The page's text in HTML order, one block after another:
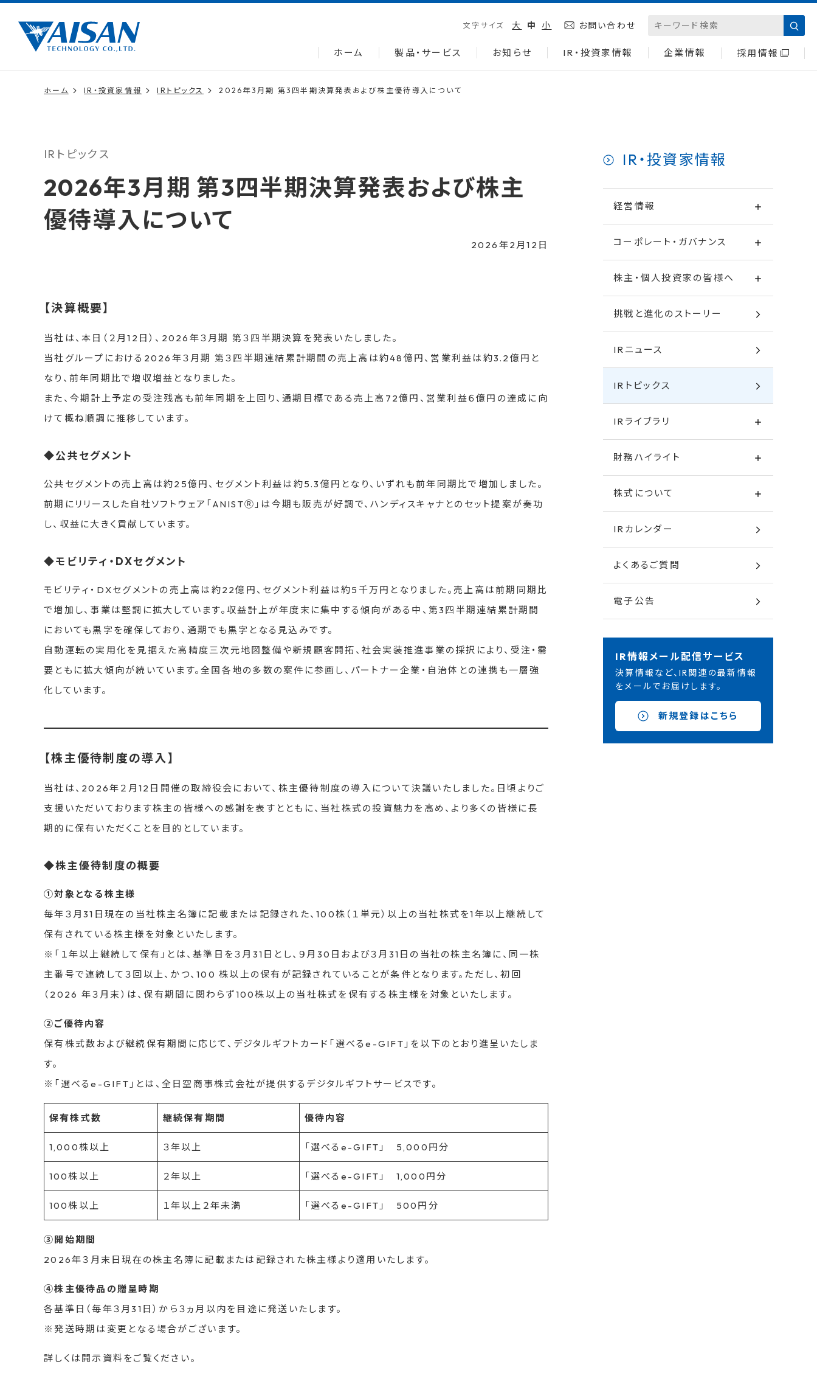
文字サイズ 大 中 小 お問い合わせ
ホーム 製品・サービス お知らせ IR・投資家情報 企業情報 採用情報
ホーム IR・投資家情報 IRトピックス 2026年3月期 第3四半期決算発表および株主優待導入について
IRトピックス
2026年3月期 第3四半期決算発表および株主
優待導入について
2026年2月12日
【決算概要】
当社は、本日（２月12日）、2026年３月期 第３四半期決算を発表いたしました。
当社グループにおける2026年３月期 第３四半期連結累計期間の売上高は約48億円、営業利益は約3.2億円と
なり、前年同期比で増収増益となりました。
また、今期計上予定の受注残高も前年同期を上回り、通期目標である売上高72億円、営業利益６億円の達成に向
けて概ね順調に推移しています。
◆公共セグメント
公共セグメントの売上高は約25億円、セグメント利益は約5.3億円となり、いずれも前年同期比で増加しました。
前期にリリースした自社ソフトウェア「ANISTⓇ」は今期も販売が好調で、ハンディスキャナとのセット提案が奏功
し、収益に大きく貢献しています。
◆モビリティ・DXセグメント
モビリティ・DXセグメントの売上高は約22億円、セグメント利益は約5千万円となりました。売上高は前期同期比
で増加し、事業は堅調に拡大しています。収益計上が年度末に集中する傾向がある中、第3四半期連結累計期間
においても黒字を確保しており、通期でも黒字となる見込みです。
自動運転の実用化を見据えた高精度三次元地図整備や新規顧客開拓、社会実装推進事業の採択により、受注・需
要ともに拡大傾向が続いています。全国各地の多数の案件に参画し、パートナー企業・自治体との連携も一層強
化しています。
【株主優待制度の導入】
当社は、2026年２月12日開催の取締役会において、株主優待制度の導入について決議いたしました。日頃よりご
支援いただいております株主の皆様への感謝を表すとともに、当社株式の投資魅力を高め、より多くの皆様に長
期的に保有いただくことを目的としています。
◆株主優待制度の概要
①対象となる株主様
毎年３月31日現在の当社株主名簿に記載または記録された、100株（１単元）以上の当社株式を1年以上継続して
保有されている株主様を対象といたします。
※「１年以上継続して保有」とは、基準日を３月31日とし、９月30日および３月31日の当社の株主名簿に、同一株
主番号で連続して３回以上、かつ、100 株以上の保有が記録されていることが条件となります。ただし、初回
（2026 年３月末）は、保有期間に関わらず100株以上の当社株式を保有する株主様を対象といたします。
②ご優待内容
保有株式数および継続保有期間に応じて、デジタルギフトカード「選べるe-GIFT」を以下のとおり進呈いたしま
す。
※「選べるe-GIFT」とは、全日空商事株式会社が提供するデジタルギフトサービスです。
保有株式数 継続保有期間 優待内容
1,000株以上 ３年以上 「選べるe-GIFT」 5,000円分
100株以上 ２年以上 「選べるe-GIFT」 1,000円分
100株以上 １年以上２年未満 「選べるe-GIFT」 500円分
③開始期間
2026年３月末日現在の株主名簿に記載または記録された株主様より適用いたします。
④株主優待品の贈呈時期
各基準日（毎年３月31日）から３ヵ月以内を目途に発送いたします。
※発送時期は変更となる場合がございます。
詳しくは開示資料をご覧ください。
IR・投資家情報
経営情報
コーポレート・ガバナンス
株主・個人投資家の皆様へ
挑戦と進化のストーリー
IRニュース
IRトピックス
IRライブラリ
財務ハイライト
株式について
IRカレンダー
よくあるご質問
電子公告
IR情報メール配信サービス
決算情報など、IR関連の最新情報
をメールでお届けします。
新規登録はこちら